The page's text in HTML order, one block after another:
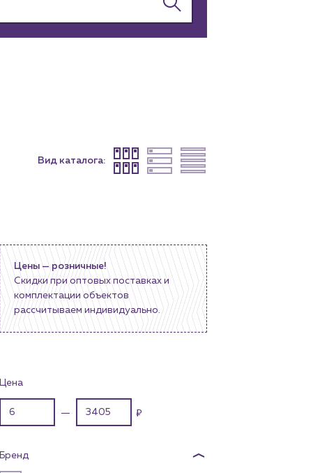
Вид каталога:
Цены — розничные!
Скидки при оптовых поставках и
комплектации объектов
рассчитываем индивидуально.
Цена
— ₽
Бренд